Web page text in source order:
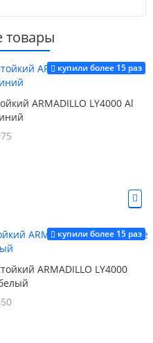
товары
купили более 15 раз
ARMADILLO LY4000 Al
купили более 15 раз
ARMADILLO LY4000